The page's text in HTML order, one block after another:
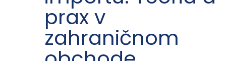
prax v
zahraničnom